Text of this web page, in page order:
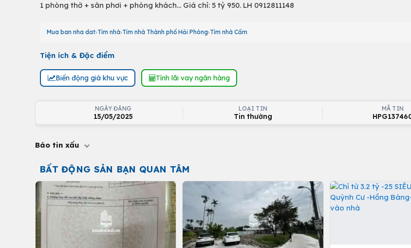
1 phòng thờ + sân phơi + phòng khách... Giá chỉ: 5 tỷ 950. LH 0912811148
Mua ban nha dat Tìm nhà Tìm nhà Thành phố Hải Phòng Tìm nhà Cấm
Tiện ích & Đặc điểm
Biến động giá khu vực Tính lãi vay ngân hàng
NGÀY ĐĂNG
15/05/2025
LOẠI TIN
Tin thường
MÃ TIN
Báo tin xấu
BẤT ĐỘNG SẢN BẠN QUAN TÂM